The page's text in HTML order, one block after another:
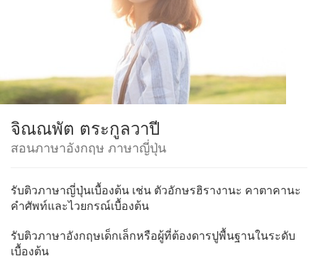
จิณณพัต ตระกูลวาปี
สอนภาษาอังกฤษ ภาษาญี่ปุ่น
รับติวภาษาญี่ปุ่นเบื้องต้น เช่น ตัวอักษรฮิรางานะ คาตาคานะ
คำศัพท์และไวยกรณ์เบื้องต้น
รับติวภาษาอังกฤษเด็กเล็กหรือผู้ที่ต้องดารปูพื้นฐานในระดับ
เบื้องต้น